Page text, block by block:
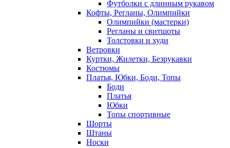
Футболки с длинным рукавом
Кофты, Регланы, Олимпийки
Олимпийки (мастерки)
Регланы и свитшоты
Толстовки и худи
Ветровки
Куртки, Жилетки, Безрукавки
Костюмы
Платья, Юбки, Боди, Топы
Боди
Платья
Юбки
Топы спортивные
Шорты
Штаны
Носки